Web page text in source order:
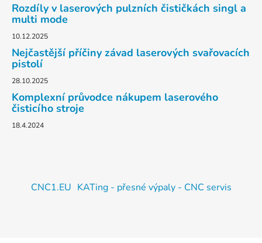
Rozdíly v laserových pulzních čističkách singl a
multi mode
10.12.2025
Nejčastější příčiny závad laserových svařovacích
pistolí
28.10.2025
Komplexní průvodce nákupem laserového
čisticího stroje
18.4.2024
CNC1.EU KATing - přesné výpaly - CNC servis